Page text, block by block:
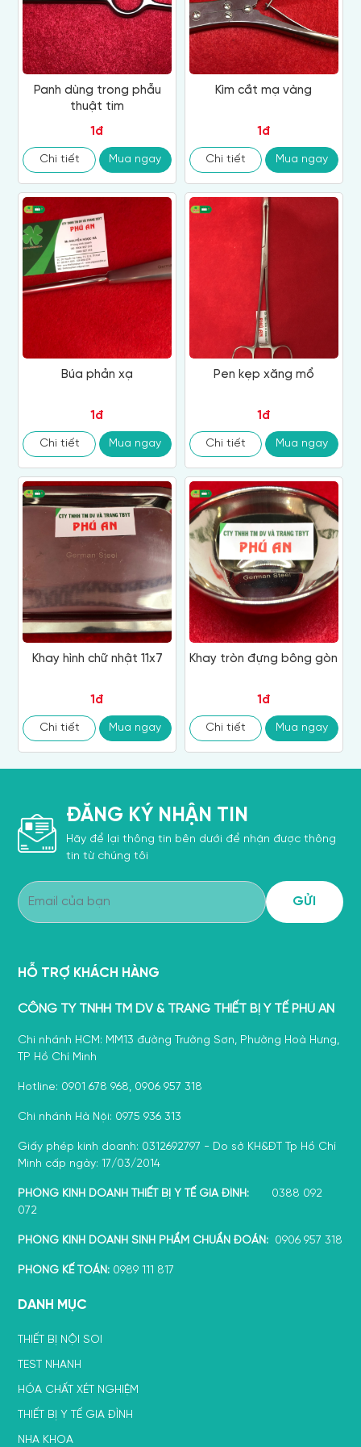
Panh dùng trong phẫu
thuật tim
1đ
Chi tiết Mua ngay
Kìm cắt mạ vàng
1đ
Chi tiết Mua ngay
Búa phản xạ
1đ
Chi tiết Mua ngay
Pen kẹp xăng mổ
1đ
Chi tiết Mua ngay
Khay hình chữ nhật 11x7
1đ
Chi tiết Mua ngay
Khay tròn đựng bông gòn
1đ
Chi tiết Mua ngay
ĐĂNG KÝ NHẬN TIN
Hãy để lại thông tin bên dưới để nhận được thông
tin từ chúng tôi
HỖ TRỢ KHÁCH HÀNG
CÔNG TY TNHH TM DV & TRANG THIẾT BỊ Y TẾ PHÚ AN
Chi nhánh HCM: MM13 đường Trường Sơn, Phường Hoà Hưng,
TP Hồ Chí Minh
Hotline: 0901 678 968, 0906 957 318
Chi nhánh Hà Nội: 0975 936 313
Giấy phép kinh doanh: 0312692797 - Do sở KH&ĐT Tp Hồ Chí
Minh cấp ngày: 17/03/2014
PHÒNG KINH DOANH THIẾT BỊ Y TẾ GIA ĐÌNH: 0388 092
072
PHÒNG KINH DOANH SINH PHẨM CHUẨN ĐOÁN: 0906 957 318
PHÒNG KẾ TOÁN: 0989 111 817
DANH MỤC
THIẾT BỊ NỘI SOI
TEST NHANH
HÓA CHẤT XÉT NGHIỆM
THIẾT BỊ Y TẾ GIA ĐÌNH
NHA KHOA